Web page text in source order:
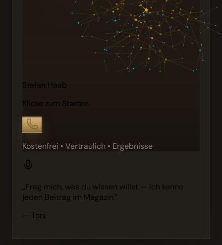
Stefan Haab
Klicke zum Starten
Kostenfrei • Vertraulich • Ergebnisse
„Frag mich, was du wissen willst — ich kenne
jeden Beitrag im Magazin."
— Toni